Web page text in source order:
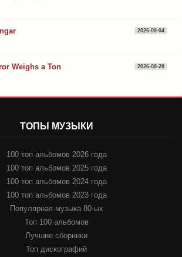
2026-09-04
Weighs a Ton 2026-08-28
ТОПЫ МУЗЫКИ
100 топ альбомов 2026 года
100 топ альбомов 2025 года
100 топ альбомов 2024 года
100 топ альбомов 2023 года
Популярная музыка 80-ых
Топ 100 альбомов
Лучшие сборники
Топ дискографий